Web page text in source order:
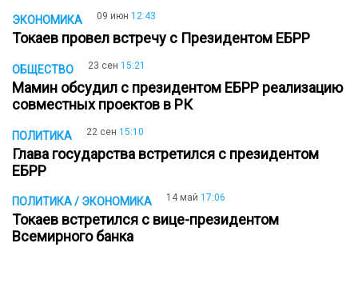
ЭКОНОМИКА 09 июн 12:43
Токаев провел встречу с Президентом ЕБРР
ОБЩЕСТВО 23 сен 15:21
Мамин обсудил с президентом ЕБРР реализацию
совместных проектов в РК
ПОЛИТИКА 22 сен 15:10
Глава государства встретился с президентом
ЕБРР
ПОЛИТИКА / ЭКОНОМИКА 14 май 17:06
Токаев встретился с вице-президентом
Всемирного банка